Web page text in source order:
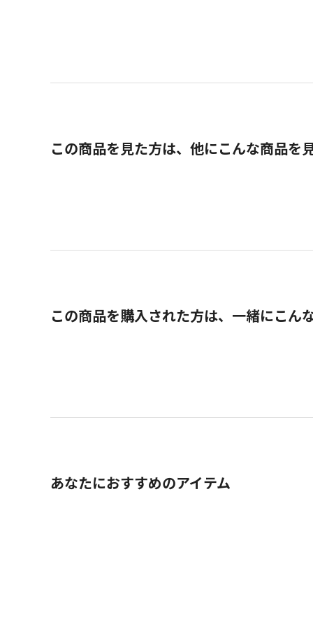
この商品を見た方は、他にこんな商品を
この商品を購入された方は、一緒にこん
あなたにおすすめのアイテム